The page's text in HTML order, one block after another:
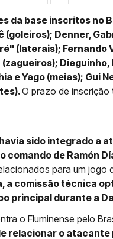
da base inscritos no
(goleiros); Denner,
(laterais); Fernando
(zagueiros); Dieguinho,
e Yago (meias); Gui
O prazo de inscrição
sido integrado a
comando de Ramón
para um jogo
a comissão técnica
principal durante a
o Fluminense pelo
relacionar o atacante